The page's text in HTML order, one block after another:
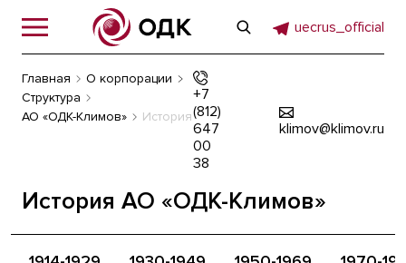
uecrus_official
Главная
О корпорации
Структура
АО «ОДК-Климов»
История
+7
(812)
647
00
38
klimov@klimov.ru
История АО «ОДК-Климов»